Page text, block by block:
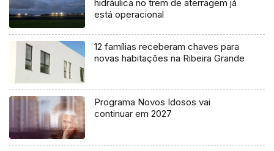
hidráulica no trem de aterragem já
está operacional
12 famílias receberam chaves para
novas habitações na Ribeira Grande
Programa Novos Idosos vai
continuar em 2027